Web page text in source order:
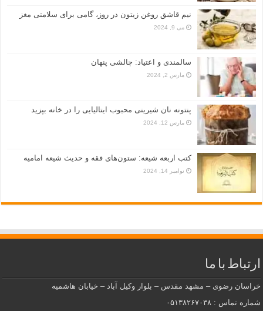
نیم قاشق روغن زیتون در روز، گامی برای سلامتی مغز
می 9, 2024
سالمندی و اعتیاد: چالشی پنهان
مارس 2, 2024
پنتونه نان شیرینی محبوب ایتالیایی را در خانه بپزید
مارس 12, 2024
کتب اربعه شیعه: ستون‌های فقه و حدیث شیعه امامیه
نوامبر 14, 2024
ارتباط با ما
خراسان رضوی – مشهد مقدس – بلوار وکیل آباد – خیابان هاشمیه
شماره تماس : ۰۵۱۳۸۲۶۷۰۳۸